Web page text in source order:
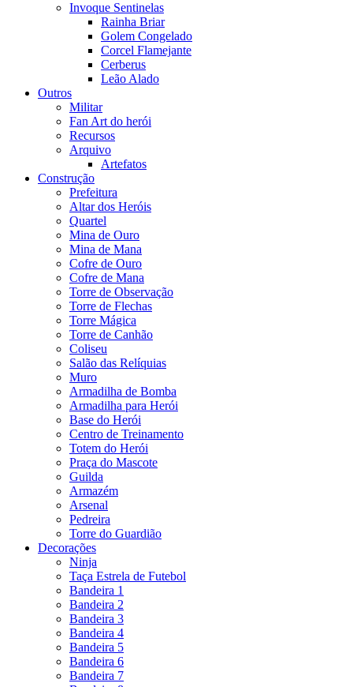
Invoque Sentinelas
Rainha Briar
Golem Congelado
Corcel Flamejante
Cerberus
Leão Alado
Outros
Militar
Fan Art do herói
Recursos
Arquivo
Artefatos
Construção
Prefeitura
Altar dos Heróis
Quartel
Mina de Ouro
Mina de Mana
Cofre de Ouro
Cofre de Mana
Torre de Observação
Torre de Flechas
Torre Mágica
Torre de Canhão
Coliseu
Salão das Relíquias
Muro
Armadilha de Bomba
Armadilha para Herói
Base do Herói
Centro de Treinamento
Totem do Herói
Praça do Mascote
Guilda
Armazém
Arsenal
Pedreira
Torre do Guardião
Decorações
Ninja
Taça Estrela de Futebol
Bandeira 1
Bandeira 2
Bandeira 3
Bandeira 4
Bandeira 5
Bandeira 6
Bandeira 7